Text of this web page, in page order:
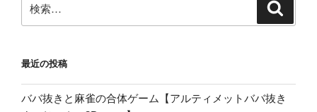
索:
最近の投稿
ババ抜きと麻雀の合体ゲーム【アルティメットババ抜き